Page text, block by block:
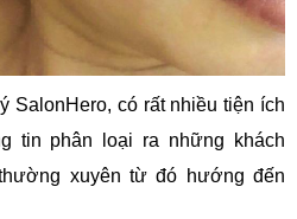
SalonHero, có rất nhiều tiện ích
tin phân loại ra những khách
xuyên từ đó hướng đến